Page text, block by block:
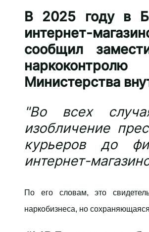
​В 2025 году в
интернет-
сообщил
Министерства
"Во всех
изобличение
курьеров до
интернет-
По его словам, это
наркобизнеса, но